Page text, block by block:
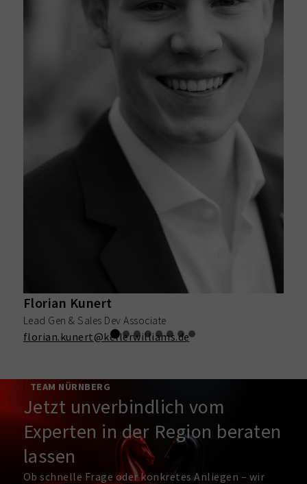
Florian Kunert
Lead Gen & Sales Dev Associate
florian.kunert@kellerwilliams.de
TEAM NÜRNBERG
Jetzt unverbindlich vom
Experten in der Region beraten
lassen
Ob schnelle Frage oder konkretes Anliegen – wir